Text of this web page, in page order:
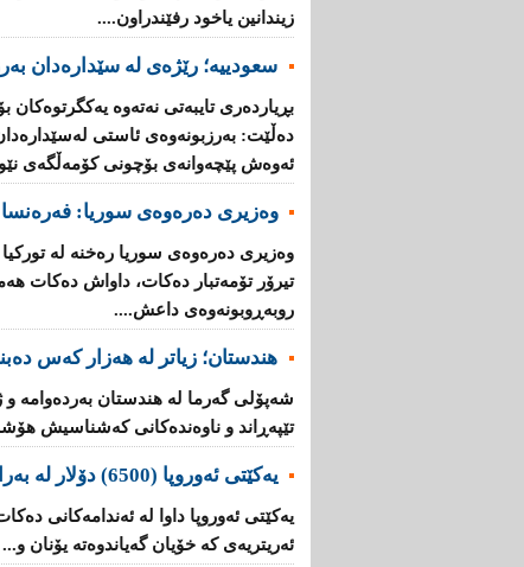
زیندانین یاخود رفێندراون....
سعودییە؛ رێژەی لە سێدارەدان
بڕیارده‌ری تایبه‌تی نه‌ته‌وه‌
ده‌ڵێت: به‌رزبونه‌وه‌ی ئاستی
ئه‌وه‌ش پێچه‌وانه‌ی بۆچونی كۆمه‌ڵگه‌ی‌
وەزیری دەرەوەی سوریا:
وه‌زیری ده‌ره‌وه‌ی سوریا ره‌خنه‌ له‌
تیرۆر تۆمه‌تبار ده‌كات، داواش ده‌كات
روبه‌ڕوبونه‌وه‌ی داعش....
هندستان؛ زیاتر لە هەزار کەس
تێپه‌ڕاند و ناوه‌نده‌كانی‌ كه‌شناسیش
یه‌كێتی‌ ئه‌وروپا (6500) دۆلار له‌ به‌رامبه‌ر هه‌ر كۆچبه‌رێكدا ده‌دات
ئه‌ریتریه‌ی‌ کە خۆیان گه‌یاندوه‌ته‌ یۆنان و...